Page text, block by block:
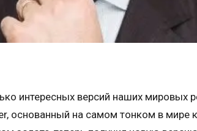
интересных версий наших мировых
основанный на самом тонком в мире